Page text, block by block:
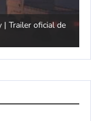
| Trailer oficial de